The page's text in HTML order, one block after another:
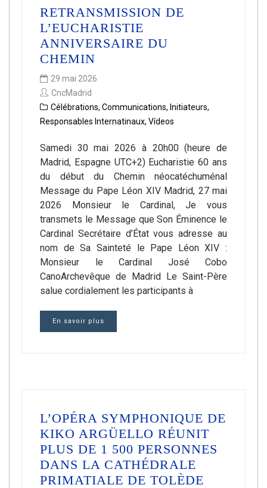
RETRANSMISSION DE
L’EUCHARISTIE
ANNIVERSAIRE DU
CHEMIN
29 mai 2026
CncMadrid
Célébrations, Communications, Initiateurs,
Responsables Internatinaux, Vídeos
Samedi 30 mai 2026 à 20h00 (heure de
Madrid, Espagne UTC+2) Eucharistie 60 ans
du début du Chemin néocatéchuménal
Message du Pape Léon XIV Madrid, 27 mai
2026 Monsieur le Cardinal, Je vous
transmets le Message que Son Éminence le
Cardinal Secrétaire d’État vous adresse au
nom de Sa Sainteté le Pape Léon XIV :
Monsieur le Cardinal José Cobo
CanoArchevêque de Madrid Le Saint-Père
salue cordialement les participants à
En savoir plus
L’OPÉRA SYMPHONIQUE DE
KIKO ARGÜELLO RÉUNIT
PLUS DE 1 500 PERSONNES
DANS LA CATHÉDRALE
PRIMATIALE DE TOLÈDE